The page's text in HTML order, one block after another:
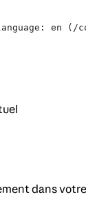
en (/
dans votre